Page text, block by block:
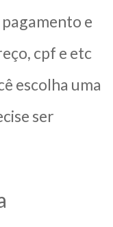
e
cpf e etc
escolha uma
ser